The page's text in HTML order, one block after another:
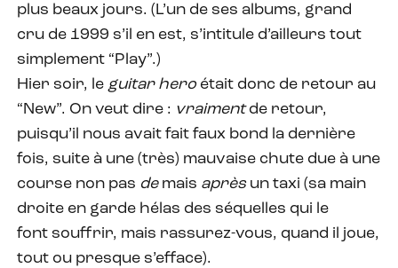
plus beaux jours. (L’un de ses albums, grand
cru de 1999 s’il en est, s’intitule d’ailleurs tout
simplement “Play”.)
Hier soir, le guitar heroétait donc de retour au
“New”. On veut dire : vraimentde retour,
puisqu’il nous avait fait faux bond la dernière
fois, suite à une (très) mauvaise chute due à une
course non pas demais aprèsun taxi (sa main
droite en garde hélas des séquelles qui le
font souffrir, mais rassurez-vous, quand il joue,
tout ou presque s’efface).